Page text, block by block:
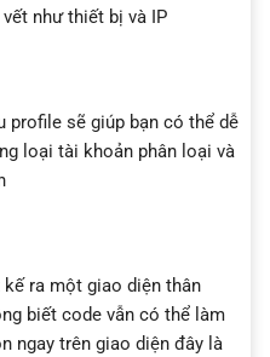
như thiết bị và IP
profile sẽ giúp bạn có thể dễ
loại tài khoản phân loại và
ra một giao diện thân
biết code vẫn có thể làm
ngay trên giao diện đây là